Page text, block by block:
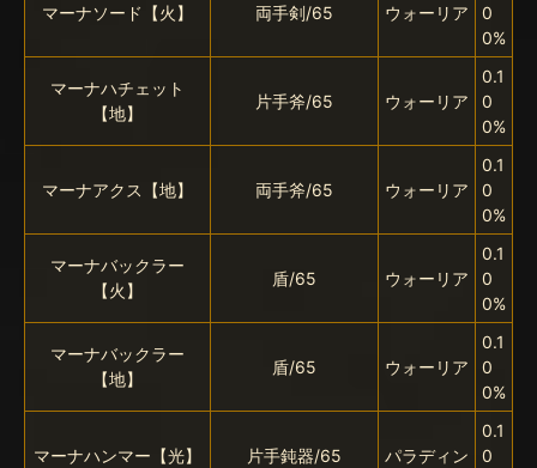
マーナソード【火】 両手剣/65 ウォーリア
0
0%
マーナハチェット
【地】
片手斧/65 ウォーリア
0.1
0
0%
マーナアクス【地】 両手斧/65 ウォーリア
0.1
0
0%
マーナバックラー
【火】
盾/65 ウォーリア
0.1
0
0%
マーナバックラー
【地】
盾/65 ウォーリア
0.1
0
0%
マーナハンマー【光】 片手鈍器/65 パラディン
0.1
0